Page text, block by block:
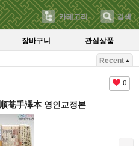
카테고리 검색
장바구니 관심상품
Recent
0
菴手澤本 영인교정본